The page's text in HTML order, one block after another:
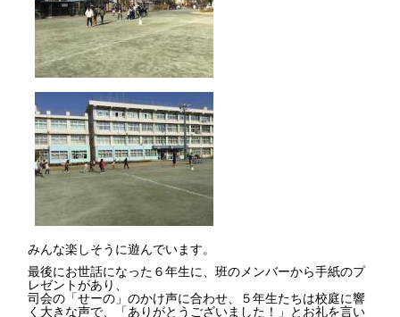
みんな楽しそうに遊んでいます。
最後にお世話になった６年生に、班のメンバーから手紙のプ
レゼントがあり、
司会の「せーの」のかけ声に合わせ、５年生たちは校庭に響
く大きな声で、「ありがとうございました！」とお礼を言い